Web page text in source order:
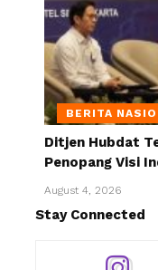
BERITA
Ditjen Hubdat
Penopang Visi
August 4, 2026
Stay Connected